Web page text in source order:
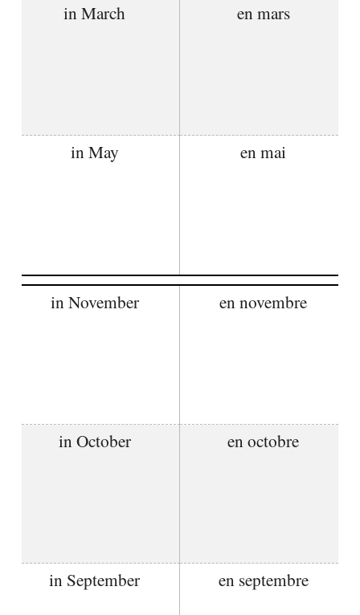
in March en mars
in May en mai
in November en novembre
in October en octobre
in September en septembre